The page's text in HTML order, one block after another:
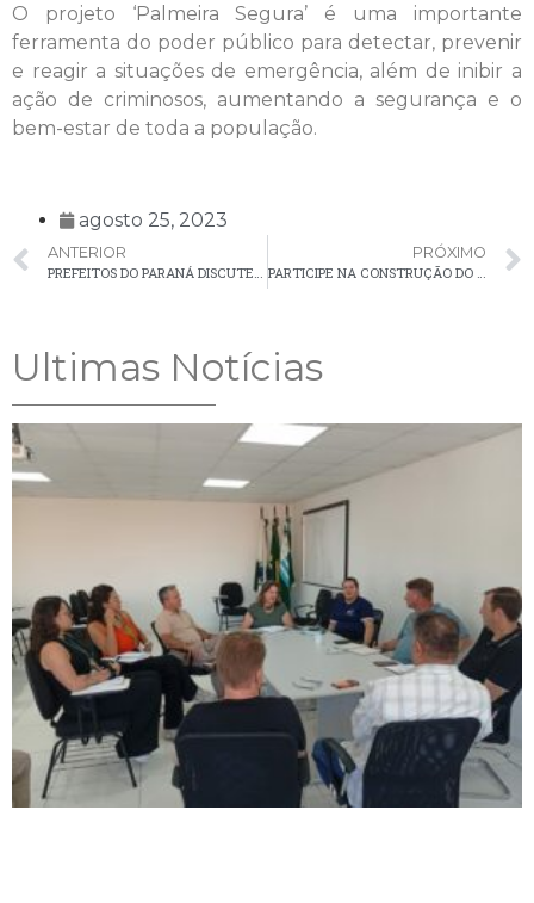
O projeto ‘Palmeira Segura’ é uma importante
ferramenta do poder público para detectar, prevenir
e reagir a situações de emergência, além de inibir a
ação de criminosos, aumentando a segurança e o
bem-estar de toda a população.
agosto 25, 2023
ANTERIOR
PRÓXIMO
Ultimas Notícias